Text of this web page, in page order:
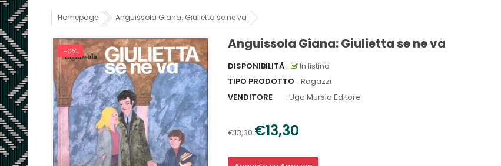
Homepage Anguissola Giana: Giulietta se ne va
-0% Anguissola Giana: Giulietta se ne va
DISPONIBILITÀ :
In listino
TIPO PRODOTTO : Ragazzi
VENDITORE
: Ugo Mursia Editore
€13,30 €13,30